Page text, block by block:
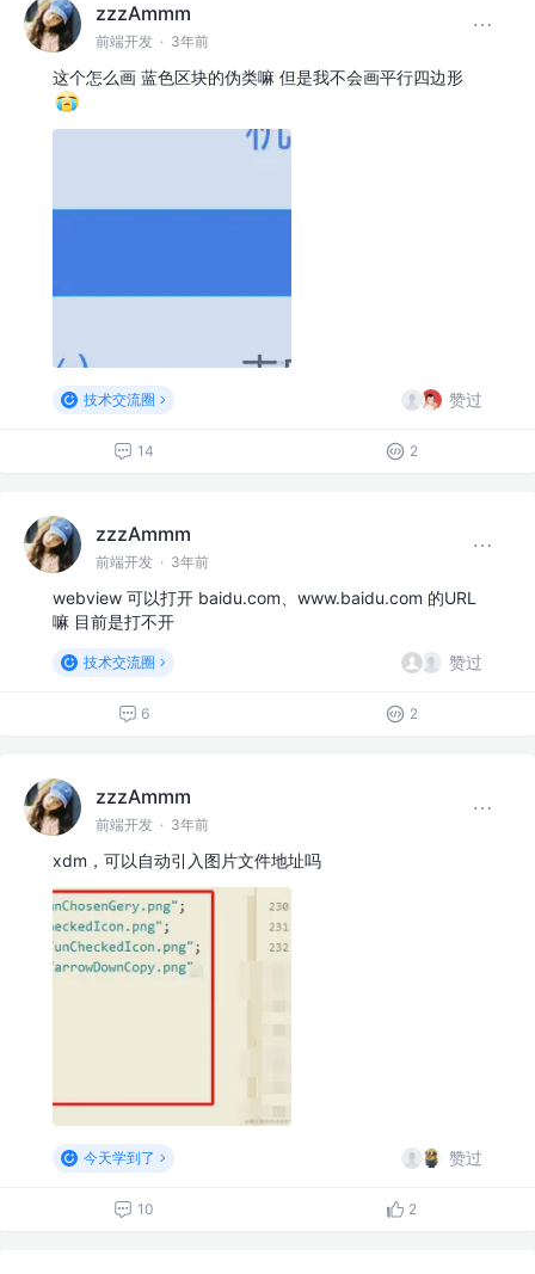
zzzAmmm
前端开发 · 3年前
这个怎么画 蓝色区块的伪类嘛 但是我不会画平行四边形
技术交流圈 赞过
14 2
zzzAmmm
前端开发 · 3年前
webview 可以打开 baidu.com、www.baidu.com 的URL
嘛 目前是打不开
技术交流圈 赞过
6 2
zzzAmmm
前端开发 · 3年前
xdm，可以自动引入图片文件地址吗
今天学到了 赞过
10 2